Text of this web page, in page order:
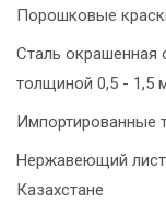
Порошковые
Сталь окрашенная
толщиной 0,5 - 1,5
Импортированные
Нержавеющий лист
Казахстане